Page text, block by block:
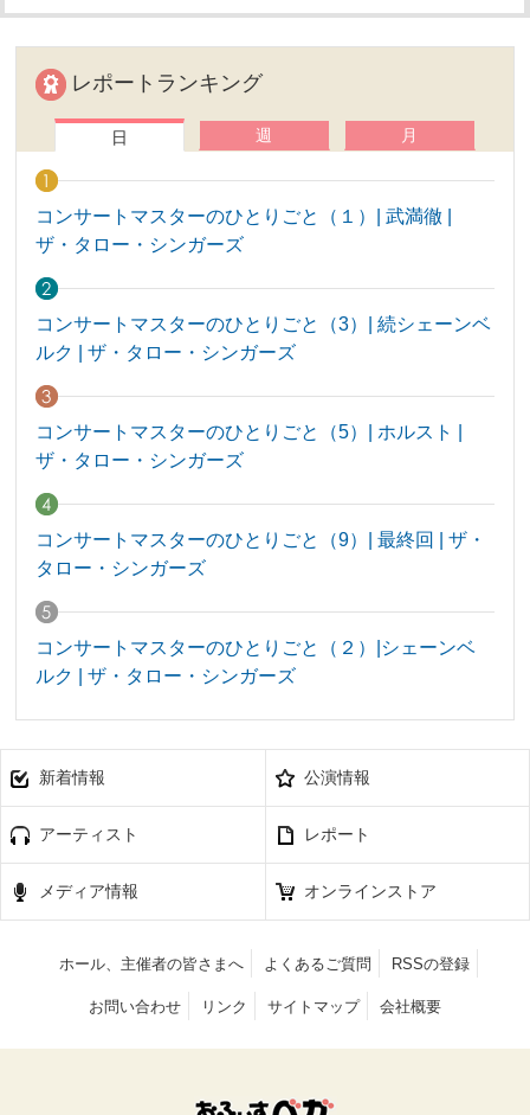
レポートランキング
日 週 月
コンサートマスターのひとりごと（１）| 武満徹 |
ザ・タロー・シンガーズ
コンサートマスターのひとりごと（3）| 続シェーンベ
ルク | ザ・タロー・シンガーズ
コンサートマスターのひとりごと（5）| ホルスト |
ザ・タロー・シンガーズ
コンサートマスターのひとりごと（9）| 最終回 | ザ・
タロー・シンガーズ
コンサートマスターのひとりごと（２）|シェーンベ
ルク | ザ・タロー・シンガーズ
新着情報 公演情報
アーティスト レポート
メディア情報 オンラインストア
ホール、主催者の皆さまへ よくあるご質問 RSSの登録
お問い合わせ リンク サイトマップ 会社概要